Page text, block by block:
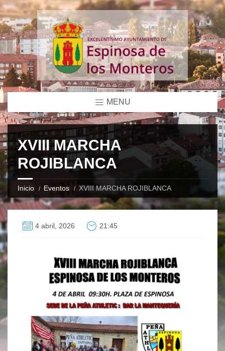
MENU
XVIII MARCHA
ROJIBLANCA
Inicio Eventos XVIII MARCHA ROJIBLANCA
4 abril, 2026 21:45